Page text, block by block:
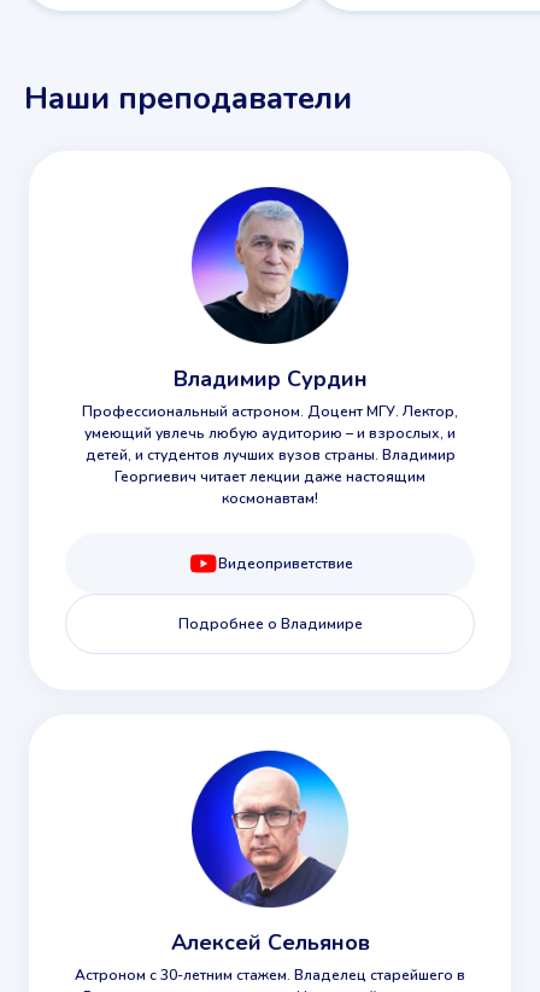
Наши преподаватели
Владимир Сурдин
Профессиональный астроном. Доцент МГУ. Лектор,
умеющий увлечь любую аудиторию – и взрослых, и
детей, и студентов лучших вузов страны. Владимир
Георгиевич читает лекции даже настоящим
космонавтам!
Видеоприветствие
Подробнее о Владимире
Алексей Сельянов
Астроном с 30-летним стажем. Владелец старейшего в